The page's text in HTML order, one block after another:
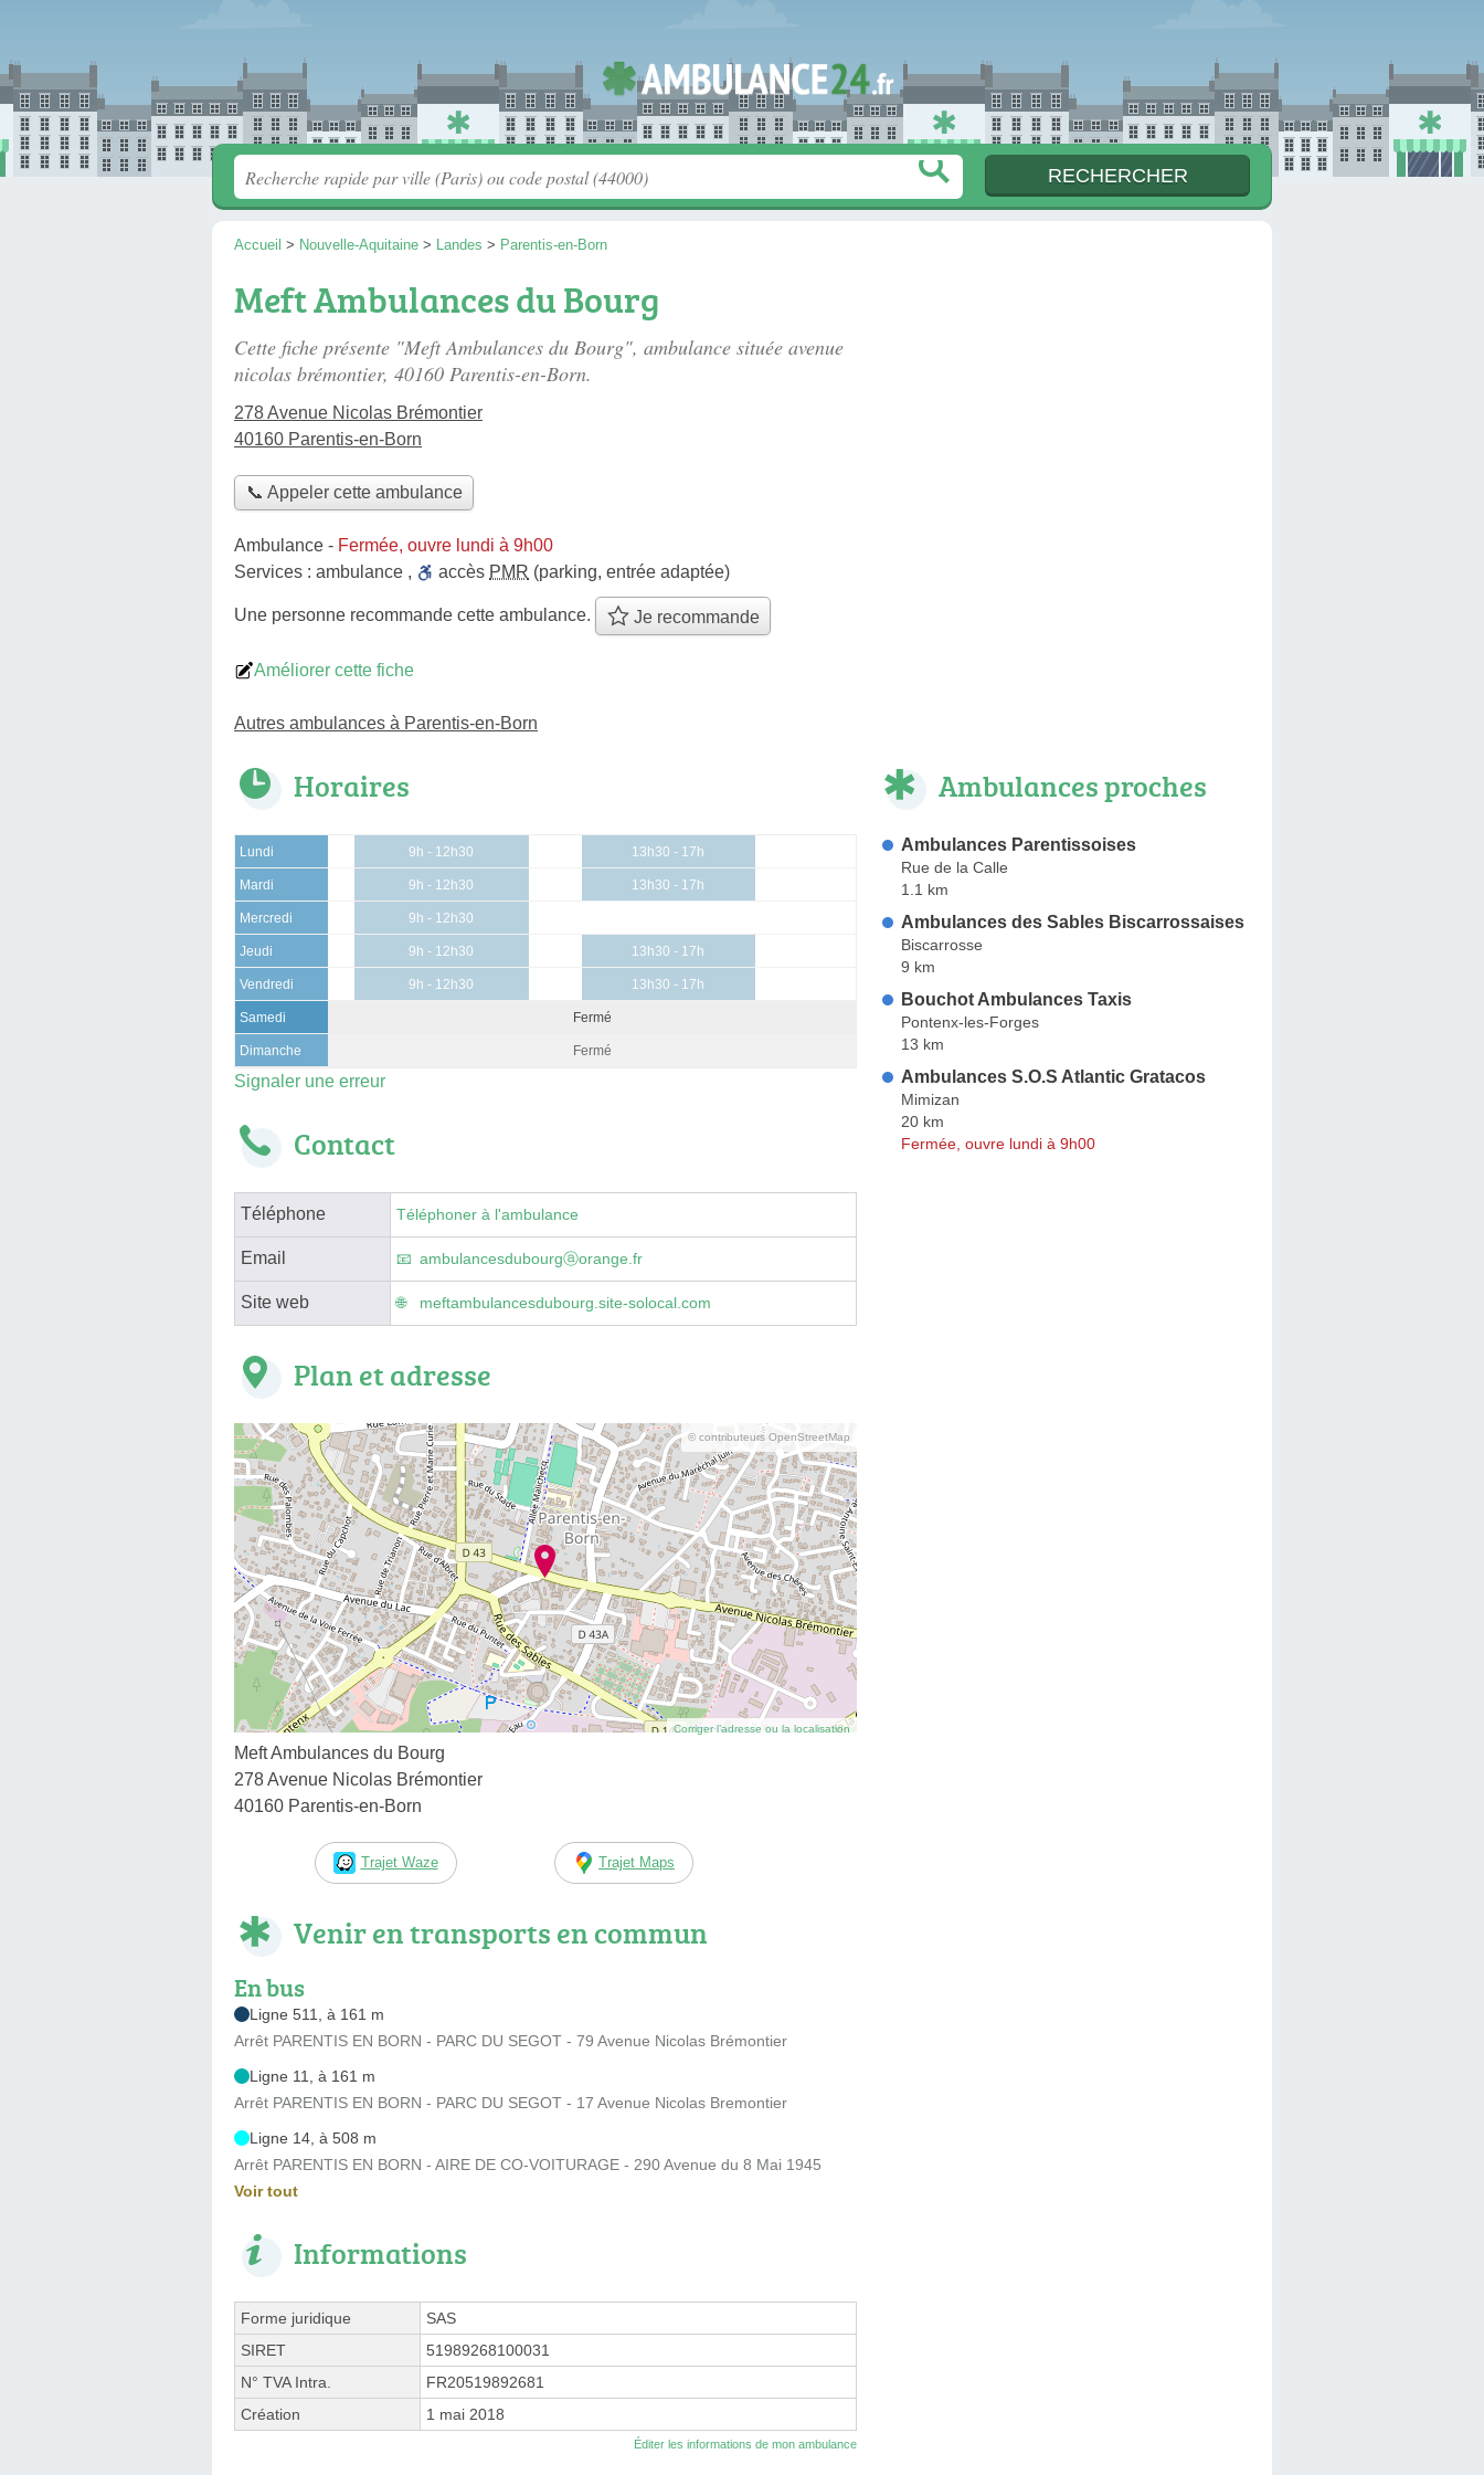
Accueil > Nouvelle-Aquitaine > Landes > Parentis-en-Born
Meft Ambulances du Bourg
Cette fiche présente "Meft Ambulances du Bourg", ambulance située avenue
nicolas brémontier, 40160 Parentis-en-Born.
278 Avenue Nicolas Brémontier
40160 Parentis-en-Born
📞 Appeler cette ambulance
Ambulance - Fermée, ouvre lundi à 9h00
Services : ambulance , accès PMR (parking, entrée adaptée)
Une personne recommande cette ambulance. Je recommande
Améliorer cette fiche
Autres ambulances à Parentis-en-Born
Horaires
Lundi 9h - 12h30 13h30 - 17h
Mardi 9h - 12h30 13h30 - 17h
Mercredi 9h - 12h30
Jeudi 9h - 12h30 13h30 - 17h
Vendredi 9h - 12h30 13h30 - 17h
Samedi Fermé
Dimanche Fermé
Signaler une erreur
Contact
Téléphone Téléphoner à l'ambulance
Email ambulancesdubourgⓐorange.fr
Site web meftambulancesdubourg.site-solocal.com
Plan et adresse
© contributeurs OpenStreetMap
Corriger l’adresse ou la localisation
Meft Ambulances du Bourg
278 Avenue Nicolas Brémontier
40160 Parentis-en-Born
Trajet Waze Trajet Maps
Venir en transports en commun
En bus
Ligne 511, à 161 m
Arrêt PARENTIS EN BORN - PARC DU SEGOT - 79 Avenue Nicolas Brémontier
Ligne 11, à 161 m
Arrêt PARENTIS EN BORN - PARC DU SEGOT - 17 Avenue Nicolas Bremontier
Ligne 14, à 508 m
Arrêt PARENTIS EN BORN - AIRE DE CO-VOITURAGE - 290 Avenue du 8 Mai 1945
Voir tout
Informations
Forme juridique
SAS
SIRET
51989268100031
N° TVA Intra.
FR20519892681
Création
1 mai 2018
Éditer les informations de mon ambulance
Ambulances proches
Ambulances Parentissoises
Rue de la Calle
1.1 km
Ambulances des Sables Biscarrossaises
Biscarrosse
9 km
Bouchot Ambulances Taxis
Pontenx-les-Forges
13 km
Ambulances S.O.S Atlantic Gratacos
Mimizan
20 km
Fermée, ouvre lundi à 9h00